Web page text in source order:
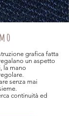
PLUS
grafica fatta
un aspetto
la mano
senza mai
continuità ed